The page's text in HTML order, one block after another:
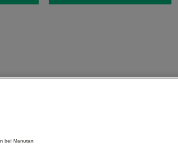
zum Warenkorb hinzugefügt:
bei Manutan